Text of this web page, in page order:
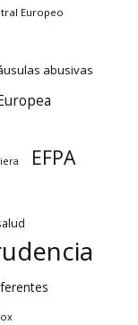
Europeo
abusivas
EFPA